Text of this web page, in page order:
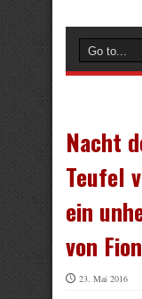
Nacht
Teufel
ein
von
23. Mai 2016